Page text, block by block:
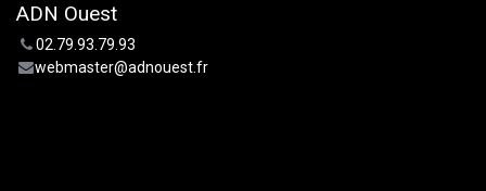
ADN Ouest
02.79.93.79.93
webmaster@adnouest.fr